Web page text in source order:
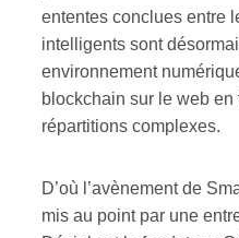
ententes conclues entre
intelligents sont
environnement
blockchain sur le web
répartitions complexes.
D’où l’avènement de
mis au point par une